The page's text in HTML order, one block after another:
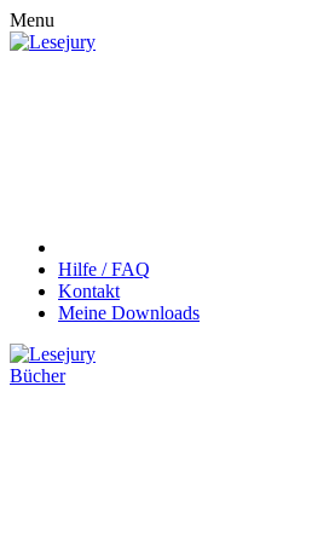
Menu
Hilfe / FAQ
Kontakt
Meine Downloads
Bücher